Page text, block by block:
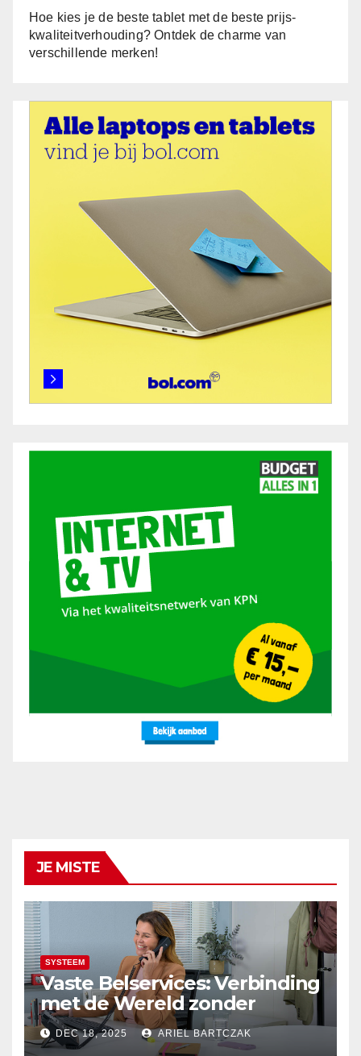
Hoe kies je de beste tablet met de beste prijs-
kwaliteitverhouding? Ontdek de charme van
verschillende merken!
JE MISTE
SYSTEEM
Vaste Belservices: Verbinding
met de Wereld zonder
Onderbrekingen – Alleen bij
Budget Internet
DEC 18, 2025 ARIEL BARTCZAK